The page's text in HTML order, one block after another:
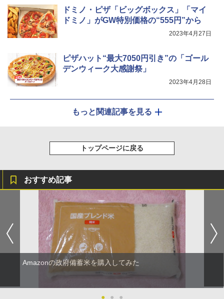
クション トースト機能
￥44,800
ドミノ・ピザ「ビッグボックス」「マイ
ドミノ」がGW特別価格の“555円”から
2023年4月27日
ピザハット“最大7050円引き”の「ゴール
デンウィーク大感謝祭」
2023年4月28日
もっと関連記事を見る
トップページに戻る
おすすめ記事
Amazonの政府備蓄米を購入してみた
● ● ●